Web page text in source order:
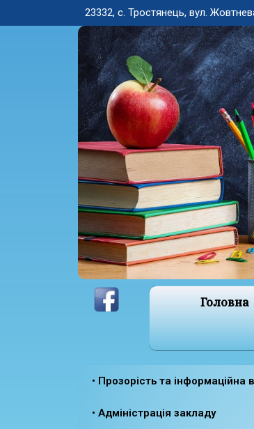
23332, с. Тростянець, вул.
Головна
• Прозорість та інформаційна
• Адміністрація закладу